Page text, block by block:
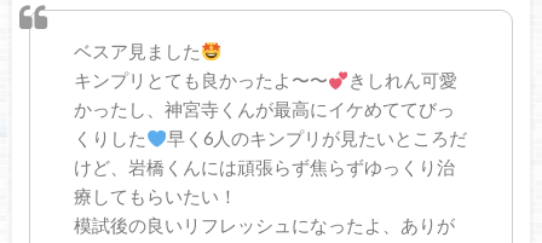
ベスア見ました
キンプリとても良かったよ〜〜
きしれん可愛
かったし、神宮寺くんが最高にイケめててびっ
くりした
早く6人のキンプリが見たいところだ
けど、岩橋くんには頑張らず焦らずゆっくり治
療してもらいたい！
模試後の良いリフレッシュになったよ、ありが